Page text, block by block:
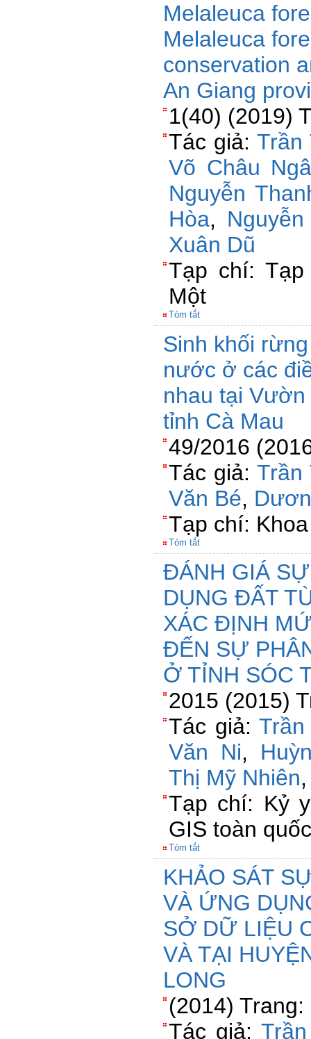
Melaleuca
Melaleuca
conservation
An Giang
1(40) (2019)
Tác giả: Trần
Võ Châu
Nguyễn
Hòa,
Xuân Dũ
Tạp chí:
Một
Tóm tắt
Sinh khối
nước ở các
nhau tại
tỉnh Cà Mau
49/2016
Tác giả: Trần
Văn Bé,
Tạp chí:
Tóm tắt
ĐÁNH GIÁ
DỤNG ĐẤT
XÁC ĐỊNH
ĐẾN SỰ
Ở TỈNH SÓC
2015 (2015)
Tác giả:
Văn Ni,
Thị Mỹ Nhiên
Tạp chí: Kỷ
GIS toàn
Tóm tắt
KHẢO SÁT
VÀ ỨNG
SỞ DỮ LIỆU
VÀ TẠI
LONG
(2014)
Tác giả: